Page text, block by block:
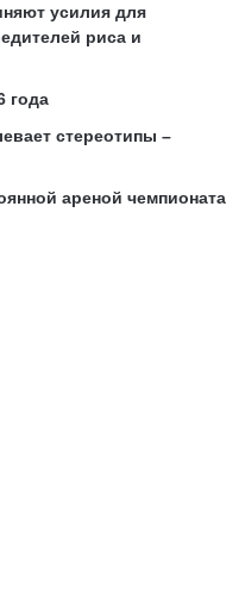
усилия для
риса и
года
стереотипы –
ареной чемпионата